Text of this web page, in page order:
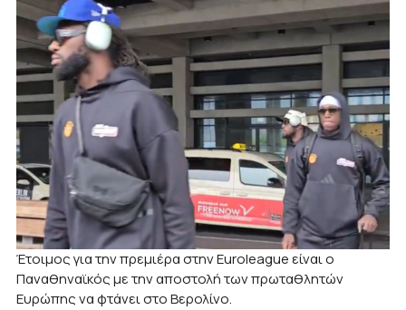
Έτοιμος για την πρεμιέρα στην Euroleague είναι ο
Παναθηναϊκός με την αποστολή των πρωταθλητών
Ευρώπης να φτάνει στο Βερολίνο.